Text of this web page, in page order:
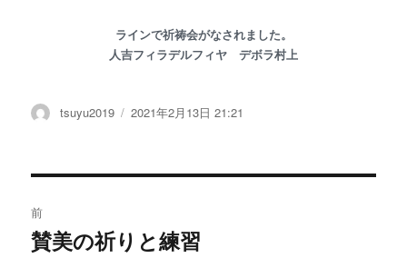
ラインで祈祷会がなされました。
人吉フィラデルフィヤ デボラ村上
投
tsuyu2019
投
2021年2月13日 21:21
稿
前
過
賛美の祈りと練習